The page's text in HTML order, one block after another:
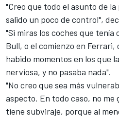
"Creo que todo el asunto de
salido un poco de control",
"Si miras los coches que tenía
Bull, o el comienzo en Ferrari,
habido momentos en los que
nerviosa, y no pasaba nada".
"No creo que sea más
aspecto. En todo caso, no me
tiene subviraje, porque al